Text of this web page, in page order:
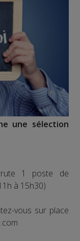
une sélection
1 poste de
à 15h30)
vous sur place